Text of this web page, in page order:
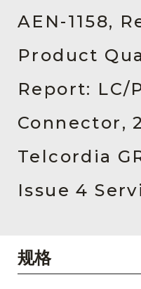
解决方案
产品
资源
关于我们
工作机会
AEN-1158,
Product
Report: LC/
Connector,
Telcordia
Issue 4
规格